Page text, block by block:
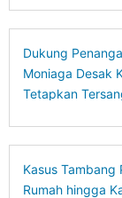
Dukung
Moniaga Desak
Tetapkan
Kasus Tambang
Rumah hingga